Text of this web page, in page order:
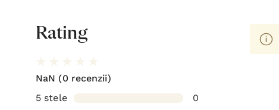
Rating
NaN (0 recenzii)
5 stele
0